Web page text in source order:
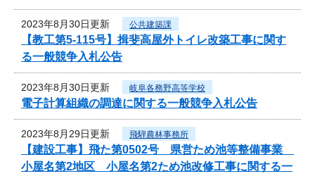
2023年8月30日更新 公共建築課
【教工第5-115号】揖斐高屋外トイレ改築工事に関す
る一般競争入札公告
2023年8月30日更新 岐阜各務野高等学校
電子計算組織の調達に関する一般競争入札公告
2023年8月29日更新 飛騨農林事務所
【建設工事】飛た第0502号 県営ため池等整備事業
小屋名第2地区 小屋名第2ため池改修工事に関する一